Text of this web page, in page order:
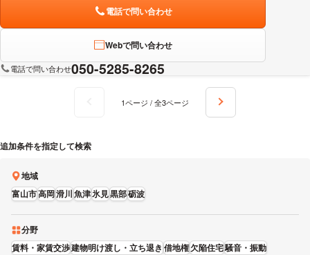
電話で問い合わせ
Webで問い合わせ
電話で問い合わせ050-5285-8265
1ページ / 全3ページ
追加条件を指定して検索
地域
富山市高岡滑川魚津氷見黒部砺波
分野
賃料・家賃交渉建物明け渡し・立ち退き 借地権欠陥住宅騒音・振動